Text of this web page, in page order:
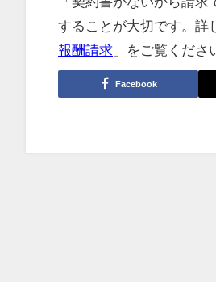
することが大切です。詳
報酬請求 」をご覧くださ
Facebook